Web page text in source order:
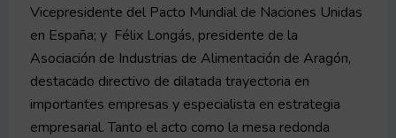
Vicepresidente del Pacto Mundial de Naciones Unidas
en España; y Félix Longás, presidente de la
Asociación de Industrias de Alimentación de Aragón,
destacado directivo de dilatada trayectoria en
importantes empresas y especialista en estrategia
empresarial. Tanto el acto como la mesa redonda